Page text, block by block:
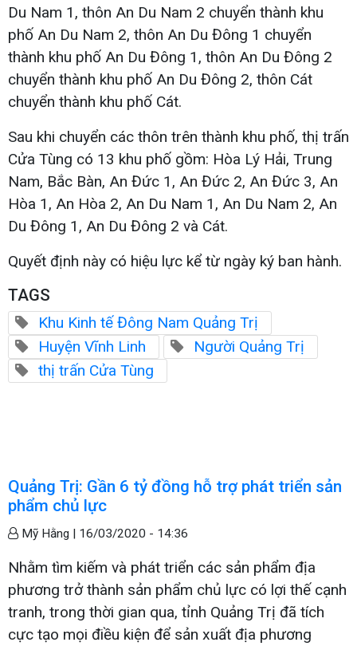
Du Nam 1, thôn An Du Nam 2 chuyển thành khu
phố An Du Nam 2, thôn An Du Đông 1 chuyển
thành khu phố An Du Đông 1, thôn An Du Đông 2
chuyển thành khu phố An Du Đông 2, thôn Cát
chuyển thành khu phố Cát.
Sau khi chuyển các thôn trên thành khu phố, thị trấn
Cửa Tùng có 13 khu phố gồm: Hòa Lý Hải, Trung
Nam, Bắc Bàn, An Đức 1, An Đức 2, An Đức 3, An
Hòa 1, An Hòa 2, An Du Nam 1, An Du Nam 2, An
Du Đông 1, An Du Đông 2 và Cát.
Quyết định này có hiệu lực kể từ ngày ký ban hành.
TAGS
Khu Kinh tế Đông Nam Quảng Trị
Huyện Vĩnh Linh
Người Quảng Trị
thị trấn Cửa Tùng
Quảng Trị: Gần 6 tỷ đồng hỗ trợ phát triển sản
phẩm chủ lực
Mỹ Hằng | 16/03/2020 - 14:36
Nhằm tìm kiếm và phát triển các sản phẩm địa
phương trở thành sản phẩm chủ lực có lợi thế cạnh
tranh, trong thời gian qua, tỉnh Quảng Trị đã tích
cực tạo mọi điều kiện để sản xuất địa phương